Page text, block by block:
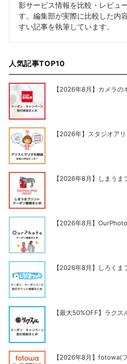
影サービス情報を比較・レビュ
す。編集部が実際に比較した内
すい記事を執筆しています。
人気記事TOP10
【2026年8月】カメラ
【2026年】スタジオア
【2026年8月】しまう
【2026年8月】
【2026年8月】しろく
【最大50%OFF】ラク
【2026年8月】fotowa(